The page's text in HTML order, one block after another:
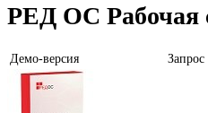
РЕД ОС Рабочая
Демо-версия Запрос